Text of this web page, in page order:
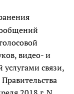
видео- и
связи,